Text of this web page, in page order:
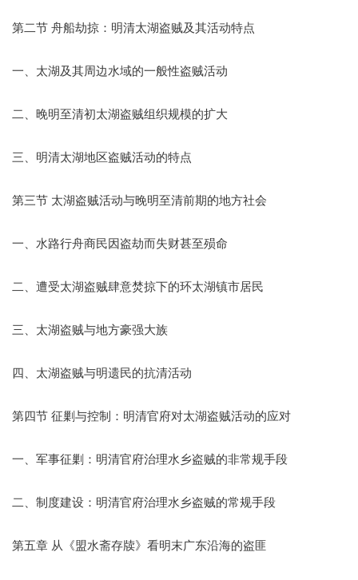
第二节 舟船劫掠：明清太湖盗贼及其活动特点
一、太湖及其周边水域的一般性盗贼活动
二、晚明至清初太湖盗贼组织规模的扩大
三、明清太湖地区盗贼活动的特点
第三节 太湖盗贼活动与晚明至清前期的地方社会
一、水路行舟商民因盗劫而失财甚至殒命
二、遭受太湖盗贼肆意焚掠下的环太湖镇市居民
三、太湖盗贼与地方豪强大族
四、太湖盗贼与明遗民的抗清活动
第四节 征剿与控制：明清官府对太湖盗贼活动的应对
一、军事征剿：明清官府治理水乡盗贼的非常规手段
二、制度建设：明清官府治理水乡盗贼的常规手段
第五章 从《盟水斋存牍》看明末广东沿海的盗匪